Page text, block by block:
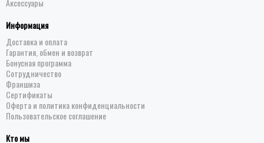
Аксессуары
Информация
Доставка и оплата
Гарантия, обмен и возврат
Бонусная программа
Сотрудничество
Франшиза
Сертификаты
Оферта и политика конфиденциальности
Пользовательское соглашение
Кто мы